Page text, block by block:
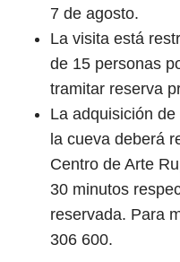
7 de agosto.
La visita está
de 15 personas
tramitar reserva
La adquisición
la cueva deberá
Centro de Arte
30 minutos
reservada. Para
306 600.